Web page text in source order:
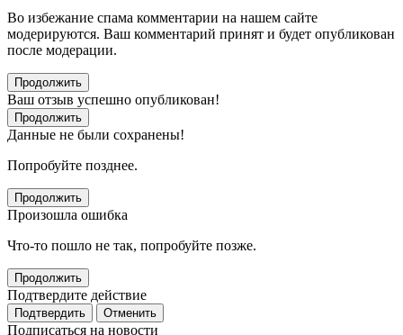
Во избежание спама комментарии на нашем сайте
модерируются. Ваш комментарий принят и будет опубликован
после модерации.
Продолжить
Ваш отзыв успешно опубликован!
Продолжить
Данные не были сохранены!
Попробуйте позднее.
Продолжить
Произошла ошибка
Что-то пошло не так, попробуйте позже.
Продолжить
Подтвердите действие
Подтвердить Отменить
Подписаться на новости